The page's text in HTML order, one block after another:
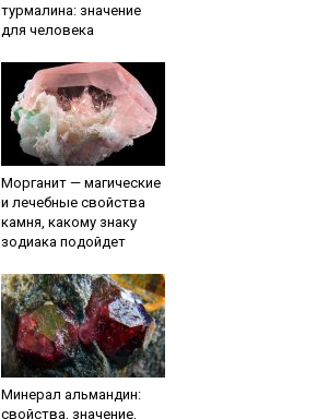
турмалина: значение
для человека
Морганит — магические
и лечебные свойства
камня, какому знаку
зодиака подойдет
Минерал альмандин:
свойства, значение,